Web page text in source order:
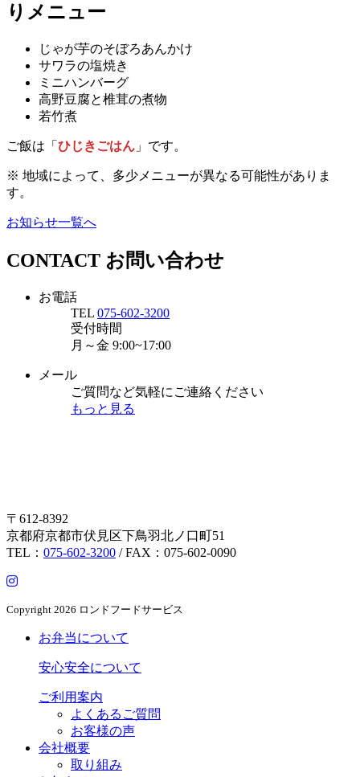
りメニュー
じゃが芋のそぼろあんかけ
サワラの塩焼き
ミニハンバーグ
高野豆腐と椎茸の煮物
若竹煮
ご飯は「 ひじきごはん 」です。
※ 地域によって、多少メニューが異なる可能性がありま
す。
お知らせ一覧へ
CONTACT お問い合わせ
お電話
TEL 075-602-3200
受付時間
月～金 9:00~17:00
メール
ご質問など気軽にご連絡ください
もっと見る
〒612-8392
京都府京都市伏見区下鳥羽北ノ口町51
TEL： 075-602-3200 / FAX：075-602-0090
Copyright 2026 ロンドフードサービス
お弁当について
安心安全について
ご利用案内
よくあるご質問
お客様の声
会社概要
取り組み